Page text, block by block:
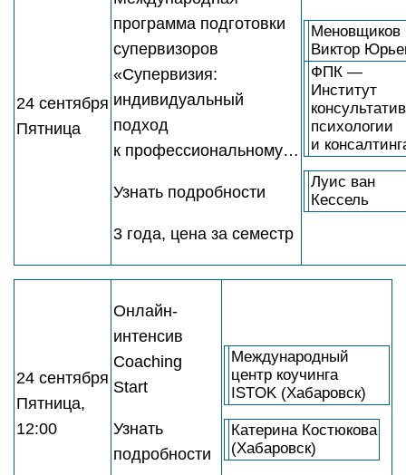
24 сентября
Пятница
программа подготовки
супервизоров
«Супервизия:
индивидуальный
подход
к профессиональному…
Узнать подробности
3 года, цена за семестр
Меновщиков
Виктор
ФПК —
Институт
психологии
и
Луис ван
Кессель
24 сентября
Пятница,
12:00
Онлайн-
интенсив
Coaching
Start
Узнать
подробности
Международный
центр коучинга
ISTOK (Хабаровск)
Катерина Костюкова
(Хабаровск)